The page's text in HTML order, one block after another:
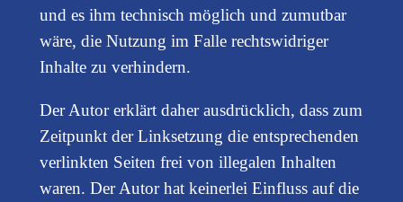
und es ihm technisch möglich und zumutbar
wäre, die Nutzung im Falle rechtswidriger
Inhalte zu verhindern.
Der Autor erklärt daher ausdrücklich, dass zum
Zeitpunkt der Linksetzung die entsprechenden
verlinkten Seiten frei von illegalen Inhalten
waren. Der Autor hat keinerlei Einfluss auf die